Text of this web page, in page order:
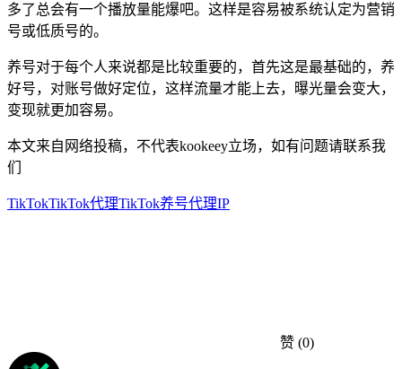
多了总会有一个播放量能爆吧。这样是容易被系统认定为营销
号或低质号的。
养号对于每个人来说都是比较重要的，首先这是最基础的，养
好号，对账号做好定位，这样流量才能上去，曝光量会变大，
变现就更加容易。
本文来自网络投稿，不代表kookeey立场，如有问题请联系我
们
TikTokTikTok代理TikTok养号代理IP
赞 (0)